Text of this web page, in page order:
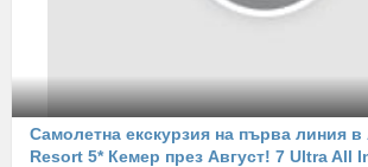
Самолетна екскурзия на първа линия в
Resort 5* Кемер през Август! 7 Ultra All